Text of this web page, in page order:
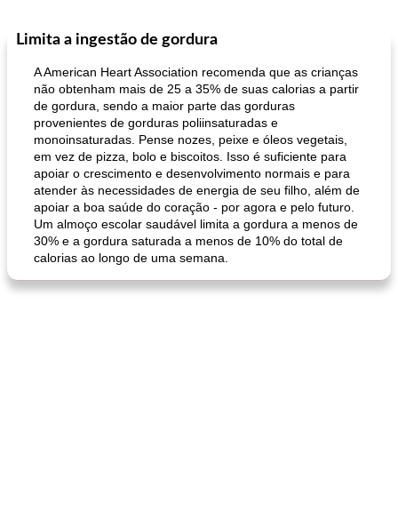
130min
Pães De Fermento
pão plano (out)
Vegetal
Limita a ingestão de gordura
A American Heart Association recomenda que as crianças
não obtenham mais de 25 a 35% de suas calorias a partir
de gordura, sendo a maior parte das gorduras
provenientes de gorduras poliinsaturadas e
monoinsaturadas. Pense nozes, peixe e óleos vegetais,
em vez de pizza, bolo e biscoitos. Isso é suficiente para
apoiar o crescimento e desenvolvimento normais e para
atender às necessidades de energia de seu filho, além de
apoiar a boa saúde do coração - por agora e pelo futuro.
Um almoço escolar saudável limita a gordura a menos de
30% e a gordura saturada a menos de 10% do total de
calorias ao longo de uma semana.